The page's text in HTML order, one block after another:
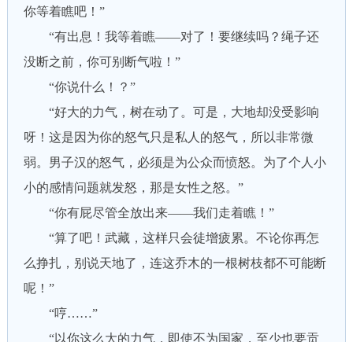
你等着瞧吧！”
“有出息！我等着瞧——对了！要继续吗？绳子还
没断之前，你可别断气啦！”
“你说什么！？”
“好大的力气，树在动了。可是，大地却没受影响
呀！这是因为你的怒气只是私人的怒气，所以非常微
弱。男子汉的怒气，必须是为公众而愤怒。为了个人小
小的感情问题就发怒，那是女性之怒。”
“你有屁尽管全放出来——我们走着瞧！”
“算了吧！武藏，这样只会徒增疲累。不论你再怎
么挣扎，别说天地了，连这乔木的一根树枝都不可能断
呢！”
“哼……”
“以你这么大的力气，即使不为国家，至少也要贡